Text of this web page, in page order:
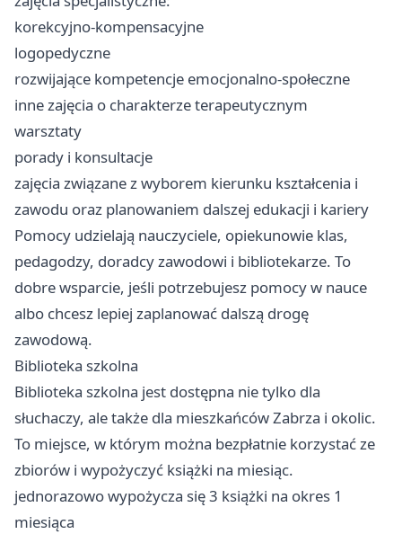
korekcyjno-kompensacyjne
logopedyczne
rozwijające kompetencje emocjonalno-społeczne
inne zajęcia o charakterze terapeutycznym
warsztaty
porady i konsultacje
zajęcia związane z wyborem kierunku kształcenia i
zawodu oraz planowaniem dalszej edukacji i kariery
Pomocy udzielają nauczyciele, opiekunowie klas,
pedagodzy, doradcy zawodowi i bibliotekarze. To
dobre wsparcie, jeśli potrzebujesz pomocy w nauce
albo chcesz lepiej zaplanować dalszą drogę
zawodową.
Biblioteka szkolna
Biblioteka szkolna jest dostępna nie tylko dla
słuchaczy, ale także dla mieszkańców Zabrza i okolic.
To miejsce, w którym można bezpłatnie korzystać ze
zbiorów i wypożyczyć książki na miesiąc.
jednorazowo wypożycza się 3 książki na okres 1
miesiąca